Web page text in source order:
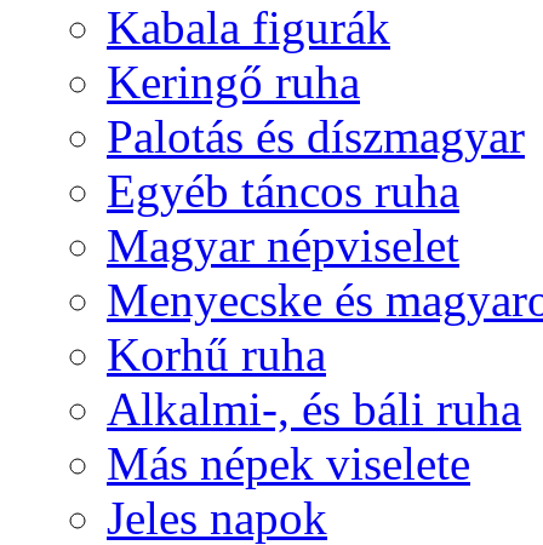
Kabala figurák
Keringő ruha
Palotás és díszmagyar
Egyéb táncos ruha
Magyar népviselet
Menyecske és
Korhű ruha
Alkalmi-, és báli ruha
Más népek viselete
Jeles napok